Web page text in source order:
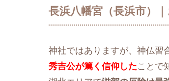
長浜八幡宮（長浜市）
神社ではありますが、神仏習
秀吉公が篤く信仰したことで